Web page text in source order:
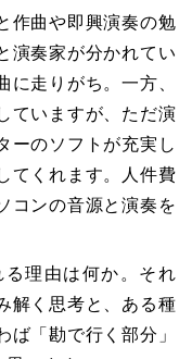
作曲や即興演奏の勉
演奏家が分かれてい
に走りがち。一方、
ていますが、ただ演
ーのソフトが充実し
てくれます。人件費
コンの音源と演奏を
理由は何か。それ
解く思考と、ある種
「勘で行く部分」